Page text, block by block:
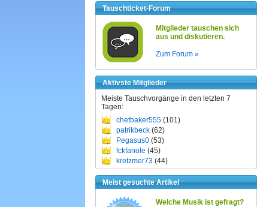
Tauschticket-Forum
Mitglieder tauschen sich
aus und diskutieren.
Zum Forum »
Aktivste Mitglieder
Meiste Tauschvorgänge in den letzten 7
Tagen:
chetbaker555 (101)
patrikbeck (62)
Pegasus0 (53)
fckfanole (45)
kretzmer73 (44)
Meist gesuchte Artikel
Welche Musik ist gefragt?